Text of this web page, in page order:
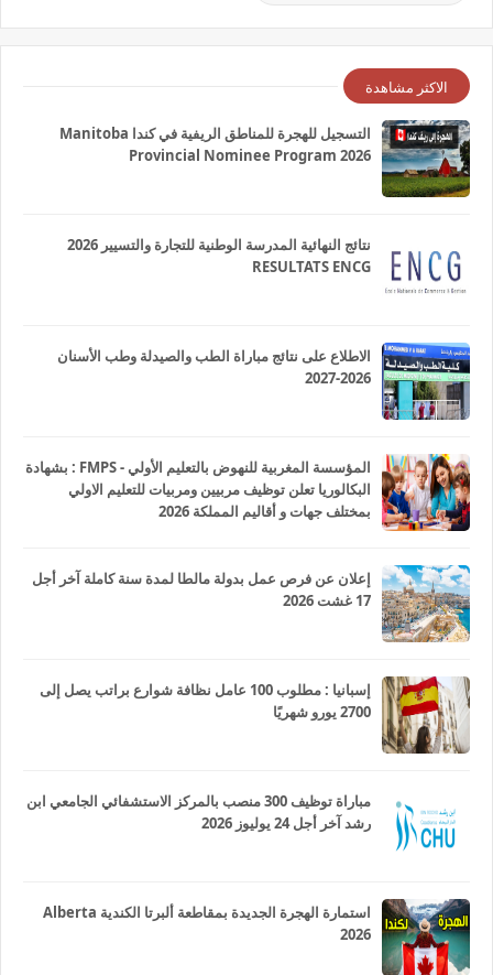
الاكثر مشاهدة
التسجيل للهجرة للمناطق الريفية في كندا Manitoba
Provincial Nominee Program 2026
نتائج النهائية المدرسة الوطنية للتجارة والتسيير 2026
RESULTATS ENCG
الاطلاع على نتائج مباراة الطب والصيدلة وطب الأسنان
2026-2027
المؤسسة المغربية للنهوض بالتعليم الأولي - FMPS : بشهادة
البكالوريا تعلن توظيف مربيين ومربيات للتعليم الاولي
بمختلف جهات و أقاليم المملكة 2026
إعلان عن فرص عمل بدولة مالطا لمدة سنة كاملة آخر أجل
17 غشت 2026
إسبانيا : مطلوب 100 عامل نظافة شوارع براتب يصل إلى
2700 يورو شهريًا
مباراة توظيف 300 منصب بالمركز الاستشفائي الجامعي ابن
رشد آخر أجل 24 يوليوز 2026
استمارة الهجرة الجديدة بمقاطعة ألبرتا الكندية Alberta
2026